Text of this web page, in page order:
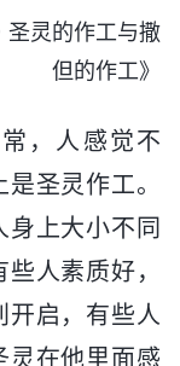
灵的作工与撒
但的作工》
，人感觉不
圣灵作工。
上大小不同
人素质好，
启，有些人
灵在他里面感